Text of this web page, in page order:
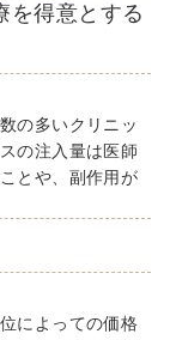
を得意とする
の多いクリニッ
の注入量は医師
とや、副作用が
によっての価格